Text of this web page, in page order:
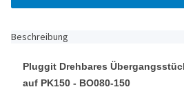
Beschreibung
Pluggit Drehbares
auf PK150 - BO080-150